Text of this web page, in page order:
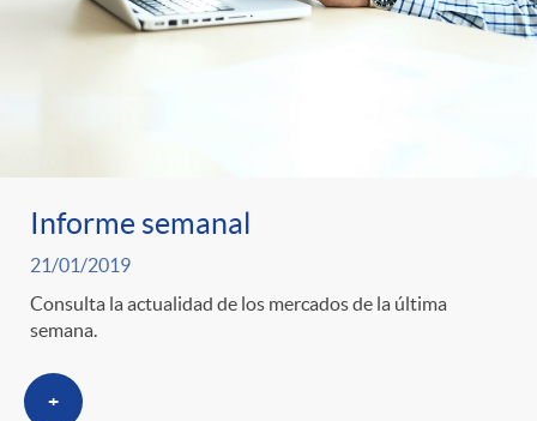
Informe semanal
21/01/2019
Consulta la actualidad de los mercados de la última
semana.
+